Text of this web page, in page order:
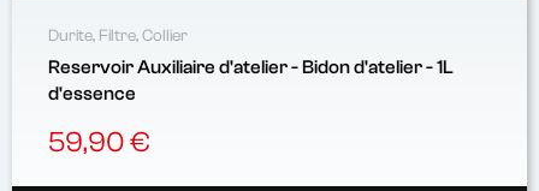
Durite, Filtre, Collier
Reservoir Auxiliaire d'atelier - Bidon d'atelier - 1L
d'essence
59,90 €